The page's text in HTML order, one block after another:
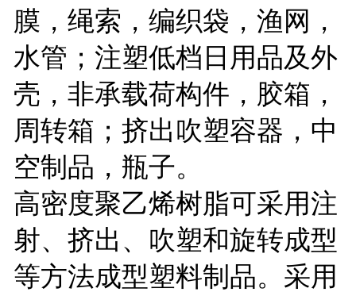
膜，绳索，编织袋，渔网，
水管；注塑低档日用品及外
壳，非承载荷构件，胶箱，
周转箱；挤出吹塑容器，中
空制品，瓶子。
高密度聚乙烯树脂可采用注
射、挤出、吹塑和旋转成型
等方法成型塑料制品。采用